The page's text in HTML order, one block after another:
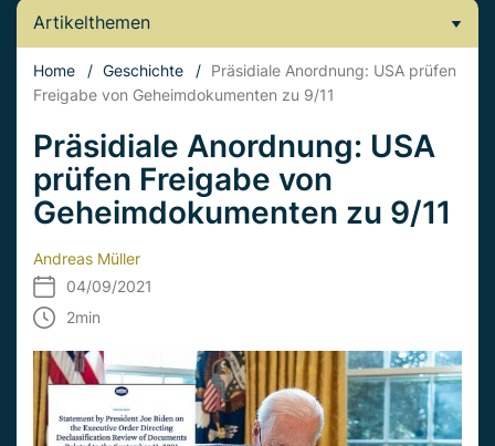
Artikelthemen
Home / Geschichte / Präsidiale Anordnung: USA prüfen
Freigabe von Geheimdokumenten zu 9/11
Präsidiale Anordnung: USA
prüfen Freigabe von
Geheimdokumenten zu 9/11
Andreas Müller
04/09/2021
2min